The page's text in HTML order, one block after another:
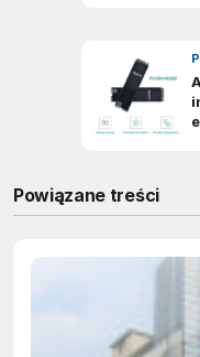
Powiązane treści